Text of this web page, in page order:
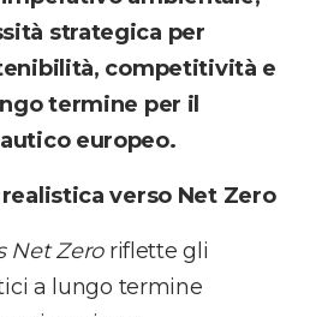
strategica per
competitività e
termine per il
europeo.
verso Net Zero
Net Zeroriflette gli
a lungo termine